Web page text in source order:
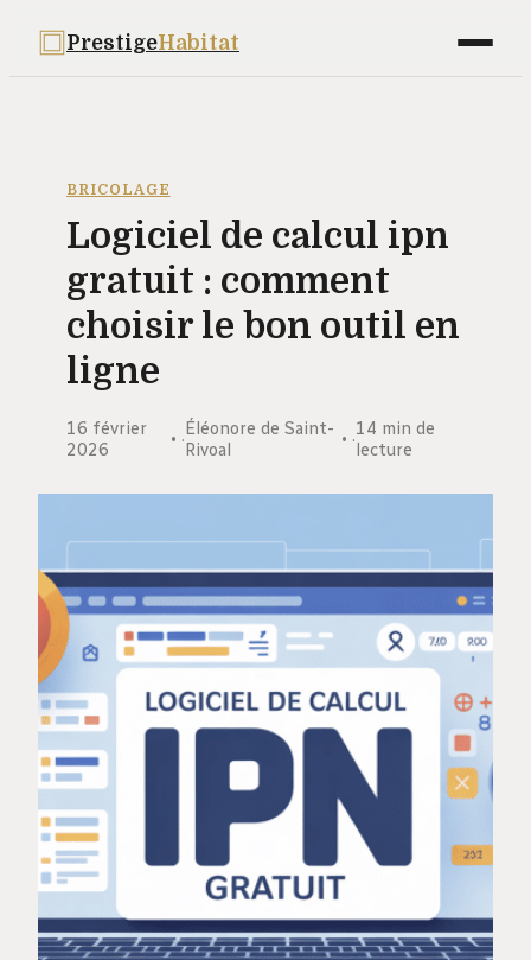
PrestigeHabitat
Déco
Bricolage
Jardinage
Immobilier
BRICOLAGE
Logiciel de calcul ipn
gratuit : comment
choisir le bon outil en
ligne
16 février
2026
·Éléonore de Saint-
Rivoal
·14 min de
lecture